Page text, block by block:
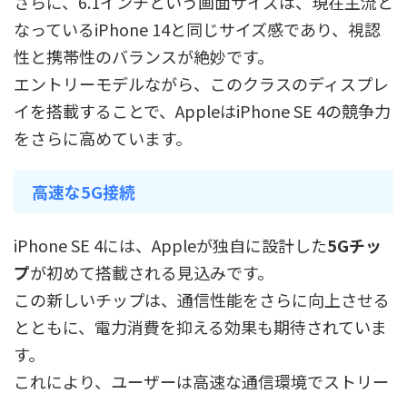
なっているiPhone 14と同じサイズ感であり、視認
性と携帯性のバランスが絶妙です。
エントリーモデルながら、このクラスのディスプレ
イを搭載することで、AppleはiPhone SE 4の競争力
をさらに高めています。
高速な5G接続
iPhone SE 4には、Appleが独自に設計した5Gチッ
プが初めて搭載される見込みです。
この新しいチップは、通信性能をさらに向上させる
とともに、電力消費を抑える効果も期待されていま
す。
これにより、ユーザーは高速な通信環境でストリー